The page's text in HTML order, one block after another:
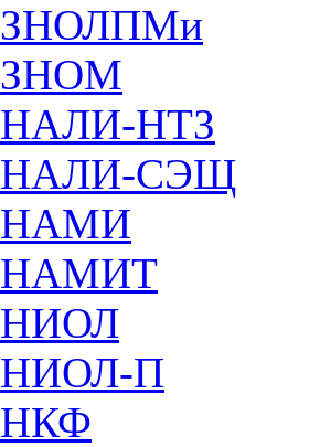
ЗНОЛПМи
ЗНОМ
НАЛИ-НТЗ
НАЛИ-СЭЩ
НАМИ
НАМИТ
НИОЛ
НИОЛ-П
НКФ